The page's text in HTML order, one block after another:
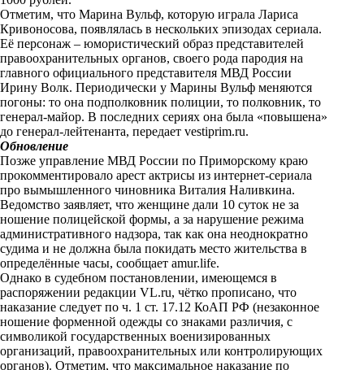
Отметим, что Марина Вульф, которую играла Лариса
Кривоносова, появлялась в нескольких эпизодах сериала.
Её персонаж – юмористический образ представителей
правоохранительных органов, своего рода пародия на
главного официального представителя МВД России
Ирину Волк. Периодически у Марины Вульф меняются
погоны: то она подполковник полиции, то полковник, то
генерал-майор. В последних сериях она была «повышена»
до генерал-лейтенанта, передает vestiprim.ru.
Обновление
Позже управление МВД России по Приморскому краю
прокомментировало арест актрисы из интернет-сериала
про вымышленного чиновника Виталия Наливкина.
Ведомство заявляет, что женщине дали 10 суток не за
ношение полицейской формы, а за нарушение режима
административного надзора, так как она неоднократно
судима и не должна была покидать место жительства в
определённые часы, сообщает amur.life.
Однако в судебном постановлении, имеющемся в
распоряжении редакции VL.ru, чётко прописано, что
наказание следует по ч. 1 ст. 17.12 КоАП РФ (незаконное
ношение форменной одежды со знаками различия, с
символикой государственных военизированных
организаций, правоохранительных или контролирующих
органов). Отметим, что максимальное наказание по